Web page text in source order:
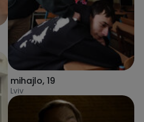
mihajlo, 19
Lviv